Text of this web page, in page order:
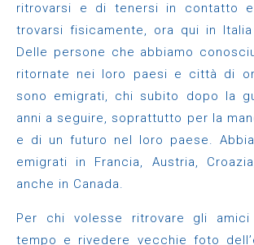
ritrovarsi e di tenersi in contatto
trovarsi fisicamente, ora qui in
Delle persone che abbiamo
ritornate nei loro paesi e città di
sono emigrati, chi subito dopo la
anni a seguire, soprattutto per la
e di un futuro nel loro paese.
emigrati in Francia, Austria,
anche in Canada.
Per chi volesse ritrovare gli
tempo e rivedere vecchie foto